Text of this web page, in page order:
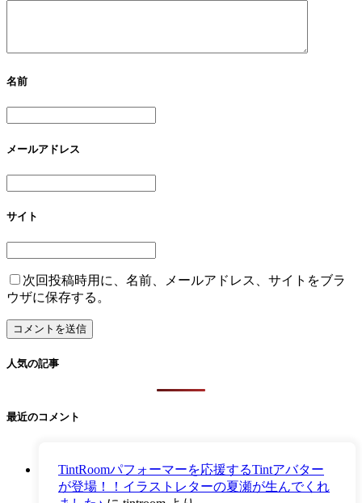
名前
メールアドレス
サイト
次回投稿時用に、名前、メールアドレス、サイトをブラ
ウザに保存する。
人気の記事
最近のコメント
TintRoomパフォーマーを応援するTintアバター
が登場！！イラストレターの夏瀬が生んでくれ